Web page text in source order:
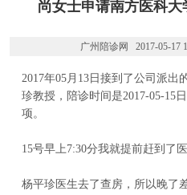
尚女士申请南方医科
广州陪诊网 2017-05-17
2017年05月13日接到了公司派
珍教授，陪诊时间是2017-05-15
项。
15号早上7:30分我就提前赶到了
杨平珍医生去了查房，所以晚了